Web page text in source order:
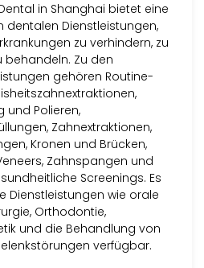
in Shanghai bietet eine
dentalen Dienstleistungen,
zu verhindern, zu
behandeln. Zu den
gehören Routine-
und Polieren,
Zahnextraktionen,
Kronen und Brücken,
Zahnspangen und
Screenings. Es
Dienstleistungen wie orale
Orthodontie,
und die Behandlung von
verfügbar.